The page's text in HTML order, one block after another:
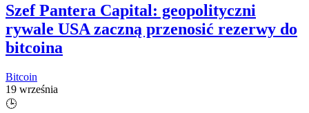
Szef Pantera Capital: geopolityczni
rywale USA zaczną przenosić rezerwy do
bitcoina
Bitcoin
19 września
🕒